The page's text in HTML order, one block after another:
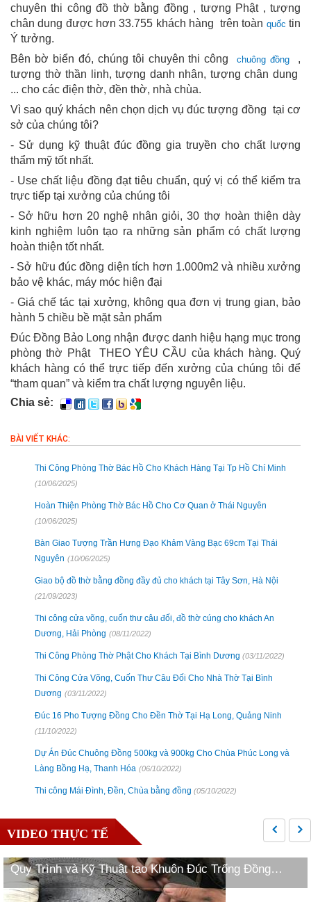
chuyên thi công đồ thờ bằng đồng , tượng Phật , tượng
chân dung được hơn 33.755 khách hàng trêntoàn quốc tin
Ý tưởng.
Bên bờ biển đó, chúng tôi chuyên thi côngchuông đồng ,
tượng thờ thần linh, tượng danh nhân, tượng chân dung
... cho các điện thờ, đền thờ, nhà chùa.
Vì sao quý khách nên chọn dịch vụ đúc tượng đồng tại cơ
sở của chúng tôi?
- Sử dụng kỹ thuật đúc đồng gia truyền cho chất lượng
thẩm mỹ tốt nhất.
- Use chất liệu đồng đạt tiêu chuẩn, quý vị có thể kiểm tra
trực tiếp tại xưởng của chúng tôi
- Sở hữu hơn 20 nghệ nhân giỏi, 30 thợ hoàn thiện dày
kinh nghiệm luôn tạo ra những sản phẩm có chất lượng
hoàn thiện tốt nhất.
- Sở hữu đúc đồng diện tích hơn 1.000m2 và nhiều xưởng
bảo vệ khác, máy móc hiện đại
- Giá chế tác tại xưởng, không qua đơn vị trung gian, bảo
hành 5 chiều bề mặt sản phẩm
Đúc Đồng Bảo Long nhận được danh hiệu hạng mục trong
phòng thờ Phật THEO YÊU CẦU của khách hàng.Quý
khách hàng có thể trực tiếp đến xưởng của chúng tôi để
“tham quan” và kiểm tra chất lượng nguyên liệu.
Chia sẻ:
BÀI VIẾT KHÁC:
Thi Công Phòng Thờ Bác Hồ Cho Khách Hàng Tại Tp Hồ Chí Minh
(10/06/2025)
Hoàn Thiện Phòng Thờ Bác Hồ Cho Cơ Quan ở Thái Nguyên
(10/06/2025)
Bàn Giao Tượng Trần Hưng Đạo Khảm Vàng Bạc 69cm Tại Thái
Nguyên (10/06/2025)
Giao bộ đồ thờ bằng đồng đầy đủ cho khách tại Tây Sơn, Hà Nội
(21/09/2023)
Thi công cửa võng, cuốn thư câu đối, đồ thờ cúng cho khách An
Dương, Hải Phòng (08/11/2022)
Thi Công Phòng Thờ Phật Cho Khách Tại Bình Dương (03/11/2022)
Thi Công Cửa Võng, Cuốn Thư Câu Đối Cho Nhà Thờ Tại Bình
Dương (03/11/2022)
Đúc 16 Pho Tượng Đồng Cho Đền Thờ Tại Hạ Long, Quảng Ninh
(11/10/2022)
Dự Án Đúc Chuông Đồng 500kg và 900kg Cho Chùa Phúc Long và
Làng Bồng Hạ, Thanh Hóa (06/10/2022)
Thi công Mái Đình, Đền, Chùa bằng đồng (05/10/2022)
VIDEO THỰC TẾ
Quy Trình và Kỹ Thuật tạo Khuôn Đúc Trống Đồng
Ngọc Lũ